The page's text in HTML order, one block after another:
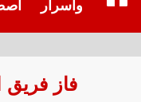
وأسرار
فاز فريق الأهلي